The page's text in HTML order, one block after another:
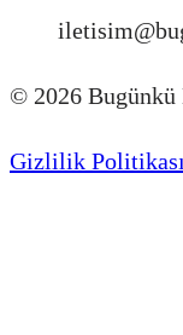
© 2026 Bugünkü
Gizlilik Politikası